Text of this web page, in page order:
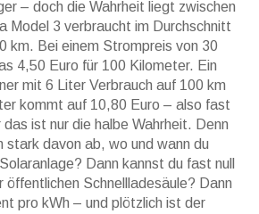
– doch die Wahrheit liegt zwischen
Model 3 verbraucht im Durchschnitt
km. Bei einem Strompreis von 30
4,50 Euro für 100 Kilometer. Ein
mit 6 Liter Verbrauch auf 100 km
kommt auf 10,80 Euro – also fast
ist nur die halbe Wahrheit. Denn
stark davon ab, wo und wann du
Dann kannst du fast null
öffentlichen Schnellladesäule? Dann
pro kWh – und plötzlich ist der